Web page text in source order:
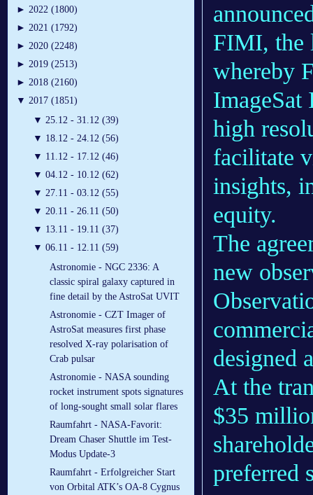
► 2022 (1800)
► 2021 (1792)
► 2020 (2248)
► 2019 (2513)
► 2018 (2160)
▼ 2017 (1851)
▼ 25.12 - 31.12 (39)
▼ 18.12 - 24.12 (56)
▼ 11.12 - 17.12 (46)
▼ 04.12 - 10.12 (62)
▼ 27.11 - 03.12 (55)
▼ 20.11 - 26.11 (50)
▼ 13.11 - 19.11 (37)
▼ 06.11 - 12.11 (59)
Astronomie - NGC 2336: A
classic spiral galaxy captured in
fine detail by the AstroSat UVIT
Astronomie - CZT Imager of
AstroSat measures first phase
resolved X-ray polarisation of
Crab pulsar
Astronomie - NASA sounding
rocket instrument spots signatures
of long-sought small solar flares
Raumfahrt - NASA-Favorit:
Dream Chaser Shuttle im Test-
Modus Update-3
Raumfahrt - Erfolgreicher Start
von Orbital ATK’s OA-8 Cygnus
FIMI, the
whereby
high
facilitate
insights,
equity.
The
new
designed
At the
$35
preferred